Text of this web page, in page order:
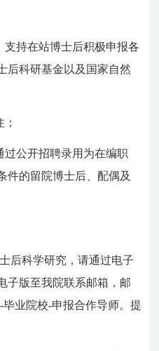
支持在站博士后积极申报各
后科研基金以及国家自然
过公开招聘录用为在编职
件的留院博士后、配偶及
后科学研究，请通过电子
子版至我院联系邮箱，邮
业院校-申报合作导师。提